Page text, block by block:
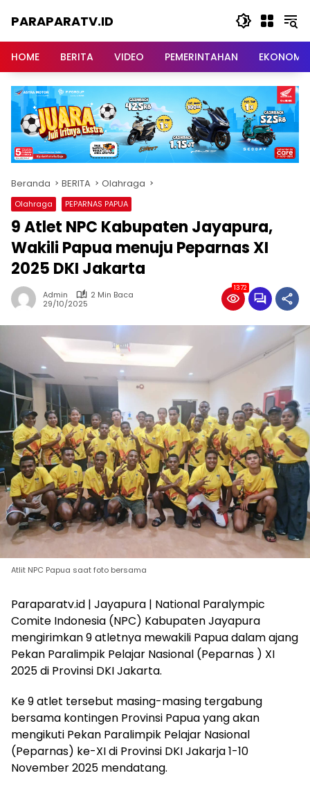
PARAPARATV.ID
Papua
HOME BERITA VIDEO PEMERINTAHAN EKONOMI
Beranda BERITA Olahraga
Olahraga PEPARNAS PAPUA
9 Atlet NPC Kabupaten Jayapura,
Wakili Papua menuju Peparnas XI
2025 DKI Jakarta
Admin
2 Min Baca
29/10/2025
1372
Atlit NPC Papua saat foto bersama
Paraparatv.id | Jayapura | National Paralympic
Comite Indonesia (NPC) Kabupaten Jayapura
mengirimkan 9 atletnya mewakili Papua dalam ajang
Pekan Paralimpik Pelajar Nasional (Peparnas ) XI
2025 di Provinsi DKI Jakarta.
Ke 9 atlet tersebut masing-masing tergabung
bersama kontingen Provinsi Papua yang akan
mengikuti Pekan Paralimpik Pelajar Nasional
(Peparnas) ke-XI di Provinsi DKI Jakarja 1-10
November 2025 mendatang.